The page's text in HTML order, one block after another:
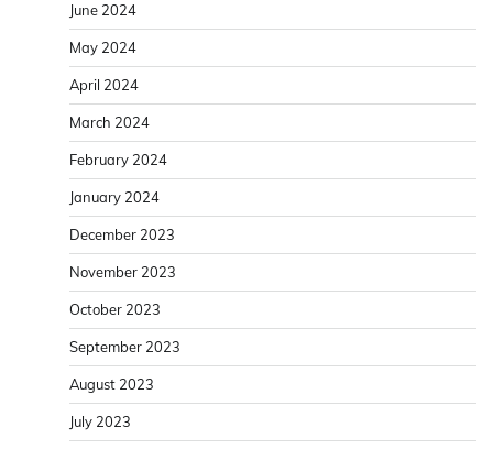
June 2024
May 2024
April 2024
March 2024
February 2024
January 2024
December 2023
November 2023
October 2023
September 2023
August 2023
July 2023